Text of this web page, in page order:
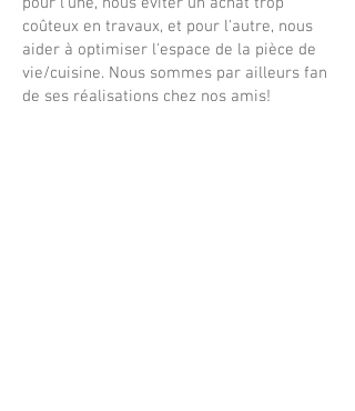
coûteux en travaux, et pour l'autre, nous
aider à optimiser l'espace de la pièce de
vie/cuisine. Nous sommes par ailleurs fan
de ses réalisations chez nos amis!